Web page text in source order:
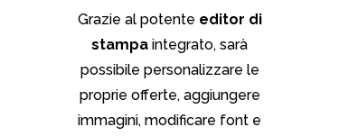
Grazie al potente editor di
stampa integrato, sarà
possibile personalizzare le
proprie offerte, aggiungere
immagini, modificare font e